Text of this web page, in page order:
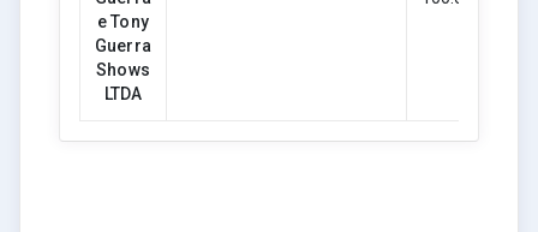
e Tony
Guerra
Shows
LTDA